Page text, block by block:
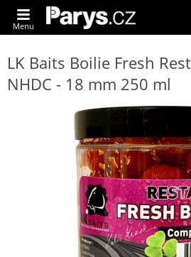
Menu
LK Baits Boilie Fresh
NHDC - 18 mm 250 ml